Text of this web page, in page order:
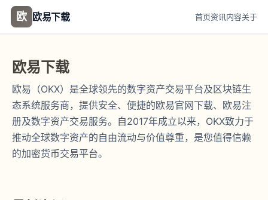
欧 欧易下载 首页资讯内容关于
欧易下载
欧易（OKX）是全球领先的数字资产交易平台及区块链生
态系统服务商，提供安全、便捷的欧易官网下载、欧易注
册及数字资产交易服务。自2017年成立以来，OKX致力于
推动全球数字资产的自由流动与价值尊重，是您值得信赖
的加密货币交易平台。